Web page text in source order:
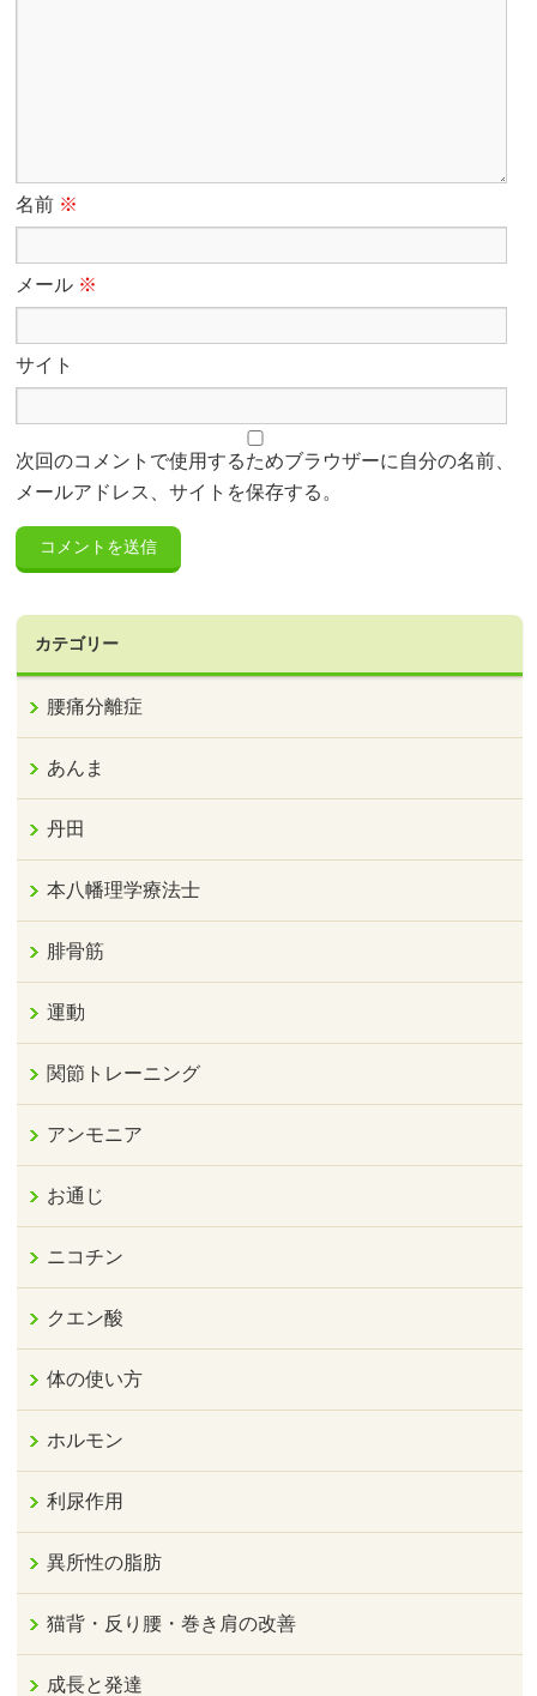
名前 ※
メール ※
サイト
次回のコメントで使用するためブラウザーに自分の名前、
メールアドレス、サイトを保存する。
カテゴリー
腰痛分離症
あんま
丹田
本八幡理学療法士
腓骨筋
運動
関節トレーニング
アンモニア
お通じ
ニコチン
クエン酸
体の使い方
ホルモン
利尿作用
異所性の脂肪
猫背・反り腰・巻き肩の改善
成長と発達